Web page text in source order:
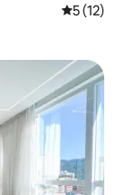
5 (12)